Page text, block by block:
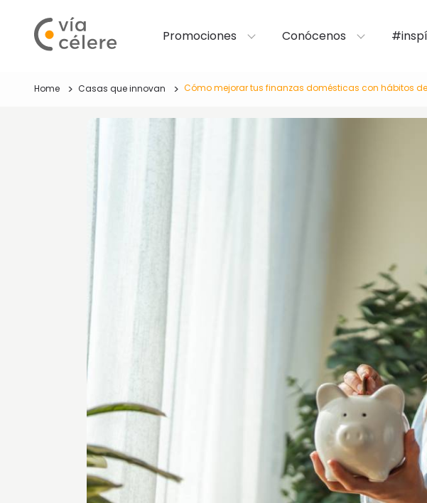
Promociones Conócenos
Home Casas que innovan Cómo mejorar tus finanzas domésticas con hábitos